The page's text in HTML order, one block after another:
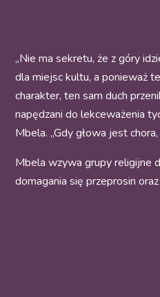
„Nie ma sekretu, że z góry
dla miejsc kultu, a ponieważ
charakter, ten sam duch
napędzani do lekceważenia
Mbela. „Gdy głowa jest chora,
Mbela wzywa grupy religijne
domagania się przeprosin